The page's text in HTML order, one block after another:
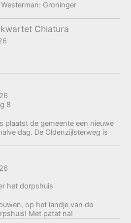
Groninger
Chiatura
8
plaatst de gemeente een nieuwe
dag. De Oldenzijlsterweg is
het dorpshuis
op het landje van de
Met patat na!